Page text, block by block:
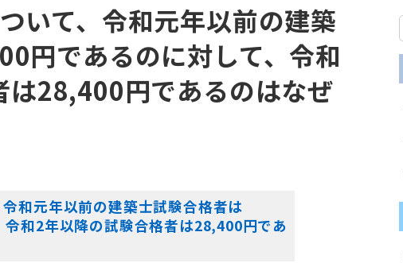
いて、令和元年以前の建築
円であるのに対して、令和
は28,400円であるのはなぜ
和元年以前の建築士試験合格者は
和2年以降の試験合格者は28,400円であ